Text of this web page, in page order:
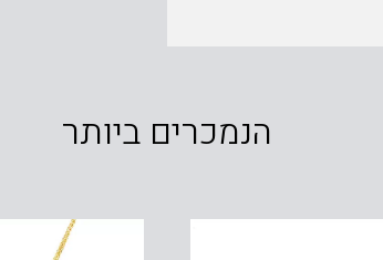
הנמכרים ביותר